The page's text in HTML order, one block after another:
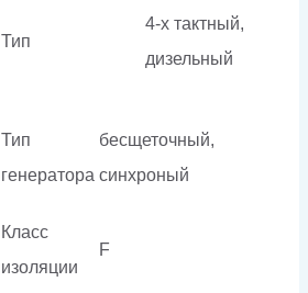
Тип
4-х тактный,
дизельный
Тип
генератора
бесщеточный,
синхроный
Класс
изоляции
F